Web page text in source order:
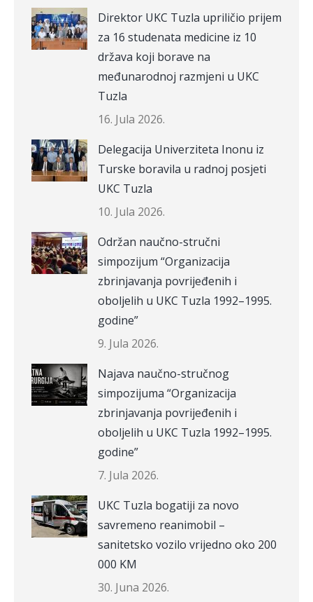
Direktor UKC Tuzla upriličio prijem
za 16 studenata medicine iz 10
država koji borave na
međunarodnoj razmjeni u UKC
Tuzla
16. Jula 2026.
Delegacija Univerziteta Inonu iz
Turske boravila u radnoj posjeti
UKC Tuzla
10. Jula 2026.
Održan naučno-stručni
simpozijum “Organizacija
zbrinjavanja povrijeđenih i
oboljelih u UKC Tuzla 1992–1995.
godine”
9. Jula 2026.
Najava naučno-stručnog
simpozijuma “Organizacija
zbrinjavanja povrijeđenih i
oboljelih u UKC Tuzla 1992–1995.
godine”
7. Jula 2026.
UKC Tuzla bogatiji za novo
savremeno reanimobil –
sanitetsko vozilo vrijedno oko 200
000 KM
30. Juna 2026.